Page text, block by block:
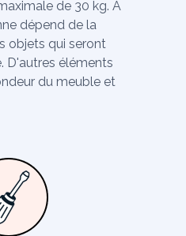
de 30 kg. À
dépend de la
objets qui seront
D'autres éléments
du meuble et